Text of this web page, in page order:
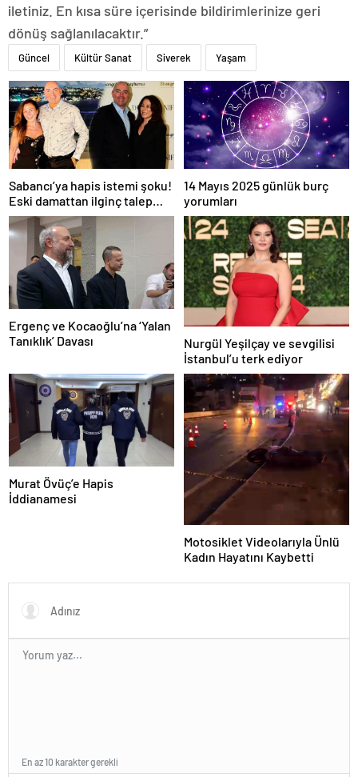
iletiniz. En kısa süre içerisinde bildirimlerinize geri
dönüş sağlanılacaktır.”
Güncel Kültür Sanat Siverek Yaşam
Sabancı’ya hapis istemi şoku!
Eski damattan ilginç talep
geldi
14 Mayıs 2025 günlük burç
yorumları
Ergenç ve Kocaoğlu’na ‘Yalan
Tanıklık’ Davası
Nurgül Yeşilçay ve sevgilisi
İstanbul’u terk ediyor
Murat Övüç’e Hapis
İddianamesi
Motosiklet Videolarıyla Ünlü
Kadın Hayatını Kaybetti
En az 10 karakter gerekli